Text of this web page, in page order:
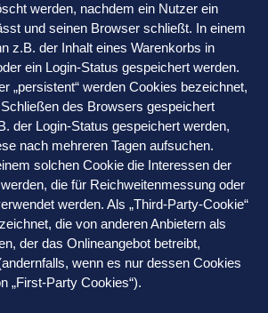
werden, nachdem ein Nutzer ein
und seinen Browser schließt. In einem
z.B. der Inhalt eines Warenkorbs in
ein Login-Status gespeichert werden.
„persistent“ werden Cookies bezeichnet,
des Browsers gespeichert
der Login-Status gespeichert werden,
nach mehreren Tagen aufsuchen.
solchen Cookie die Interessen der
die für Reichweitenmessung oder
werden. Als „Third-Party-Cookie“
die von anderen Anbietern als
der das Onlineangebot betreibt,
wenn es nur dessen Cookies
„First-Party Cookies“).